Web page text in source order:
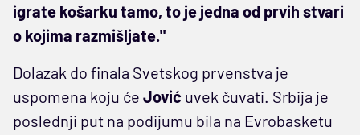
igrate košarku tamo, to je jedna od prvih stvari
o kojima razmišljate."
Dolazak do finala Svetskog prvenstva je
uspomena koju će Jović uvek čuvati. Srbija je
poslednji put na podijumu bila na Evrobasketu